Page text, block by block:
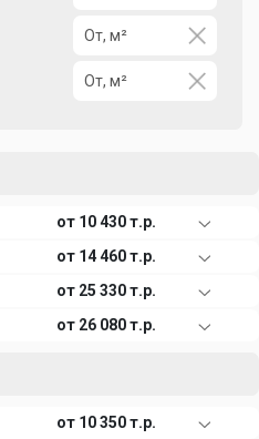
от 10 430 т.р.
от 14 460 т.р.
от 25 330 т.р.
от 26 080 т.р.
от 10 350 т.р.